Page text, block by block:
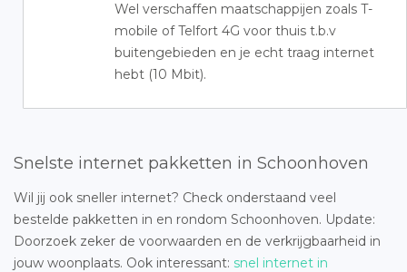
Wel verschaffen maatschappijen zoals T-
mobile of Telfort 4G voor thuis t.b.v
buitengebieden en je echt traag internet
hebt (10 Mbit).
Snelste internet pakketten in Schoonhoven
Wil jij ook sneller internet? Check onderstaand veel
bestelde pakketten in en rondom Schoonhoven. Update:
Doorzoek zeker de voorwaarden en de verkrijgbaarheid in
jouw woonplaats. Ook interessant: snel internet in